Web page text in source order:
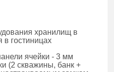
хранилищ в
в гостиницах
ячейки - 3 мм
(2 скважины, банк +